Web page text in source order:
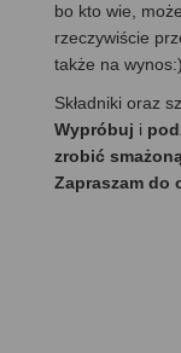
bo kto wie,
rzeczywiście
także na wynos:)
Składniki oraz
Wypróbuj i
zrobić
Zapraszam do